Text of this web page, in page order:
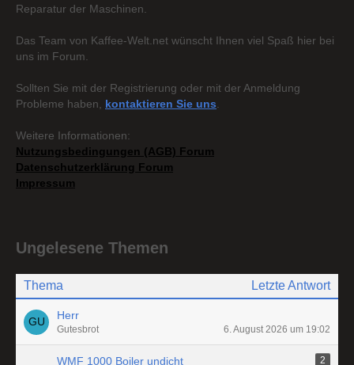
Reparatur der Maschinen.
Das Team von Kaffee-Welt.net wünscht Ihnen viel Spaß hier bei
uns im Forum.
Sollten Sie mit der Registrierung oder mit der Anmeldung
Probleme haben, kontaktieren Sie uns
Weitere Informationen:
Nutzungsbedingungen (AGB) Forum
Datenschutzerklärung Forum
Impressum
Ungelesene Themen
Thema Letzte Antwort
Herr
Gutesbrot 6. August 2026 um 19:02
WMF 1000 Boiler undicht
2